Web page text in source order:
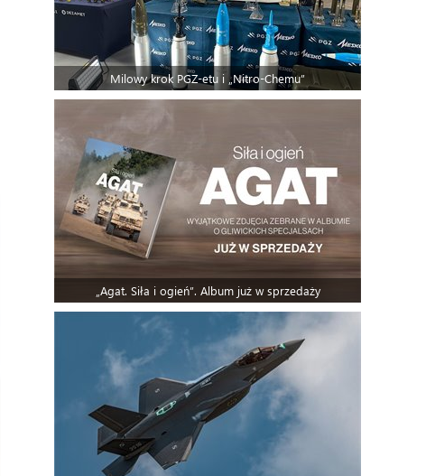
Milowy krok PGZ-etu i „Nitro-Chemu”
„Agat. Siła i ogień”. Album już w sprzedaży